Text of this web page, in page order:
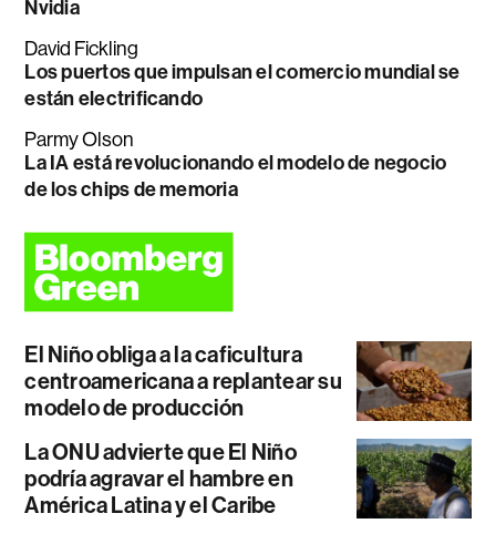
Nvidia
David Fickling
Los puertos que impulsan el comercio mundial se
están electrificando
Parmy Olson
La IA está revolucionando el modelo de negocio
de los chips de memoria
El Niño obliga a la caficultura
centroamericana a replantear su
modelo de producción
La ONU advierte que El Niño
podría agravar el hambre en
América Latina y el Caribe